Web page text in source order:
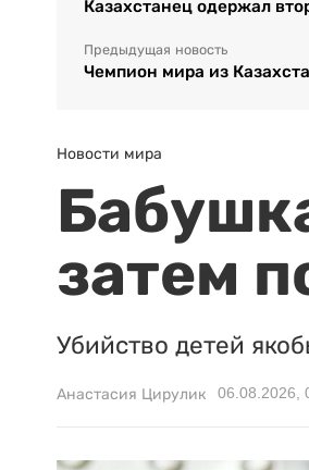
Казахстанец одержал
Предыдущая новость
Чемпион мира из
Новости мира
затем
Убийство детей
Анастасия Цирулик 06.08.2026,